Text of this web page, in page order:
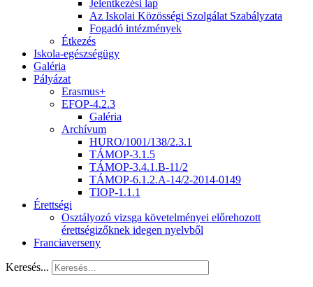
Jelentkezési lap
Az Iskolai Közösségi Szolgálat Szabályzata
Fogadó intézmények
Étkezés
Iskola-egészségügy
Galéria
Pályázat
Erasmus+
EFOP-4.2.3
Galéria
Archívum
HURO/1001/138/2.3.1
TÁMOP-3.1.5
TÁMOP-3.4.1.B-11/2
TÁMOP-6.1.2.A-14/2-2014-0149
TIOP-1.1.1
Érettségi
Osztályozó vizsga követelményei előrehozott
érettségizőknek idegen nyelvből
Franciaverseny
Keresés...